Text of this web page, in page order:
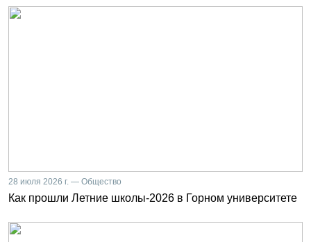
28 июля 2026 г. — Общество
Как прошли Летние школы-2026 в Горном университете